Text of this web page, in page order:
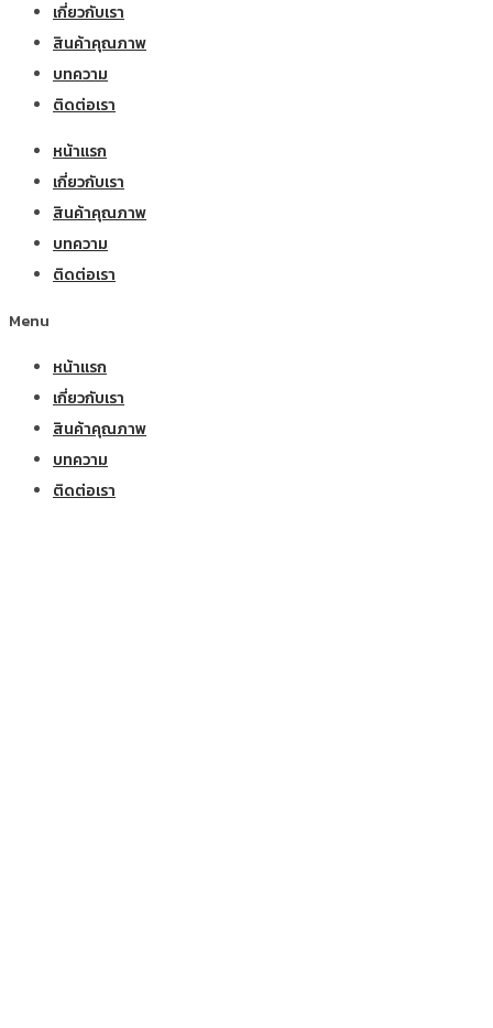
เกี่ยวกับเรา
สินค้าคุณภาพ
บทความ
ติดต่อเรา
หน้าแรก
เกี่ยวกับเรา
สินค้าคุณภาพ
บทความ
ติดต่อเรา
Menu
หน้าแรก
เกี่ยวกับเรา
สินค้าคุณภาพ
บทความ
ติดต่อเรา